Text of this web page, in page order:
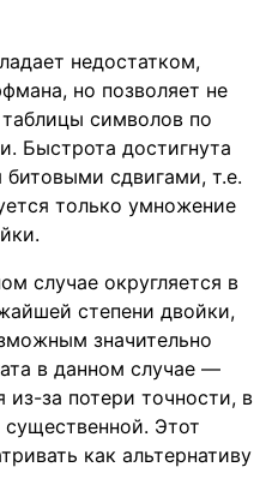
недостатком,
но позволяет не
символов по
Быстрота достигнута
сдвигами, т.е.
только умножение
случае округляется в
степени двойки,
значительно
в данном случае —
за потери точности, в
Этот
как альтернативу